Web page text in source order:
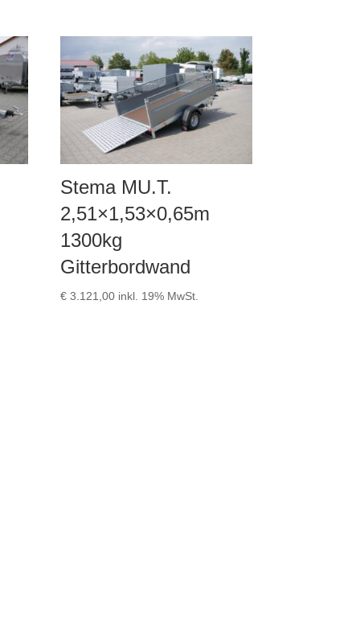
Stema MU.T.
2,51×1,53×0,65m
1300kg
Gitterbordwand
€ 3.121,00 inkl. 19% MwSt.